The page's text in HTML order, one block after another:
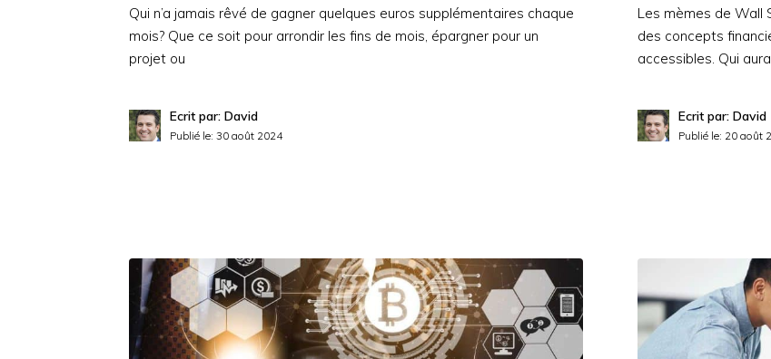
Qui n’a jamais rêvé de gagner quelques euros supplémentaires chaque
mois? Que ce soit pour arrondir les fins de mois, épargner pour un
projet ou
Ecrit par: David
Publié le: 30 août 2024
Les mèmes de Wall
des concepts
accessibles. Qui
Ecrit par: David
Publié le: 20 août